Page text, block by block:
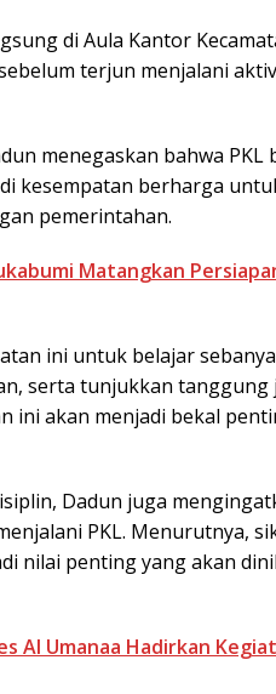
di Aula Kantor
terjun menjalani
menegaskan bahwa
kesempatan berharga
pemerintahan.
Matangkan
ini untuk belajar
serta tunjukkan tanggung
ini akan menjadi bekal
Dadun juga
PKL. Menurutnya,
nilai penting yang akan
Al Umanaa Hadirkan